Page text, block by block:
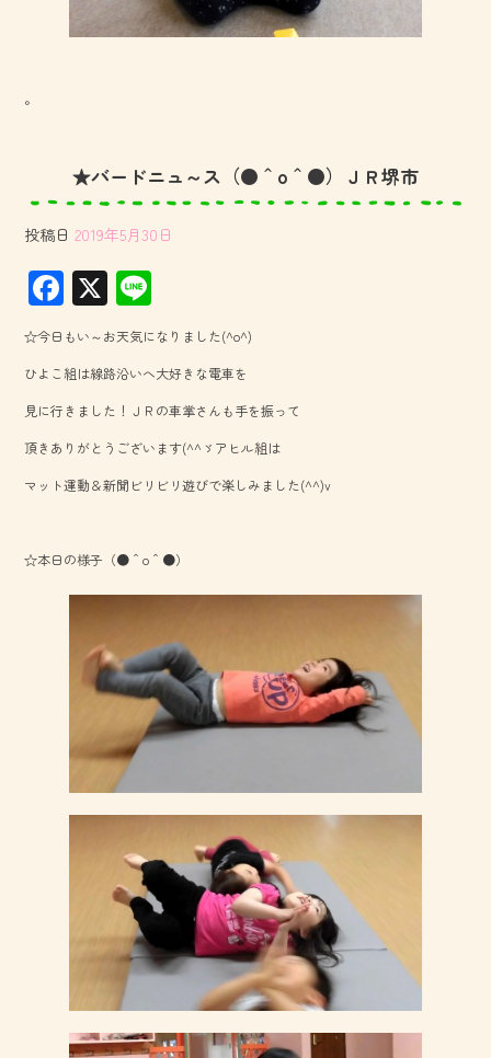
。
★バードニュ～ス（●＾o＾●）ＪＲ堺市
投稿日 2019年5月30日
F
ac
e
b
o
ok
X
ne
☆今日もい～お天気になりました(^o^)
ひよこ組は線路沿いへ大好きな電車を
見に行きました！ＪＲの車掌さんも手を振って
頂きありがとうございます(^^ゞアヒル組は
マット運動＆新聞ビリビリ遊びで楽しみました(^^)v
☆本日の様子（●＾o＾●）